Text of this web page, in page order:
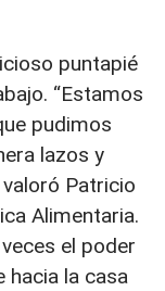
puntapié
“Estamos
pudimos
lazos y
Patricio
Alimentaria.
el poder
hacia la casa